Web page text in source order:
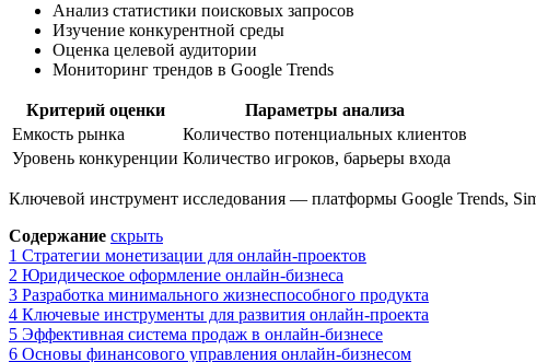
Анализ статистики поисковых запросов
Изучение конкурентной среды
Оценка целевой аудитории
Мониторинг трендов в Google Trends
Критерий оценки
Параметры анализа
Емкость рынка
Количество потенциальных клиентов
Уровень конкуренции Количество игроков, барьеры входа
Ключевой инструмент исследования — платформы Google Trends,
Содержание скрыть
1 Стратегии монетизации для онлайн-проектов
2 Юридическое оформление онлайн-бизнеса
3 Разработка минимального жизнеспособного продукта
4 Ключевые инструменты для развития онлайн-проекта
5 Эффективная система продаж в онлайн-бизнесе
6 Основы финансового управления онлайн-бизнесом